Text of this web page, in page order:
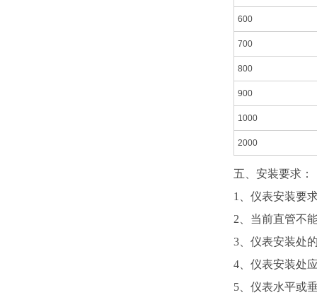
600
700
800
900
1000
2000
五、安装要求：
1、仪表安装要
2、当前直管不
3、仪表安装处
4、仪表安装处
5、仪表水平或